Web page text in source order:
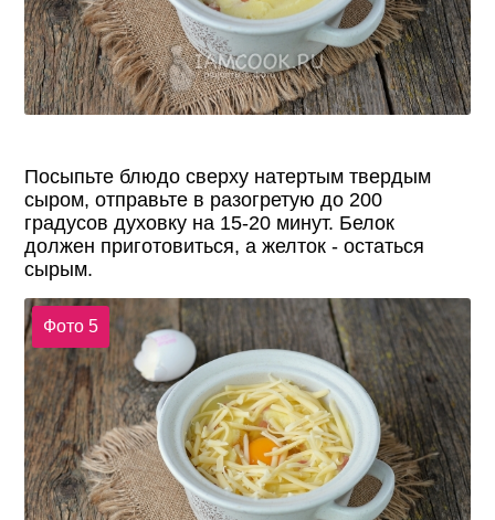
Посыпьте блюдо сверху натертым твердым
сыром, отправьте в разогретую до 200
градусов духовку на 15-20 минут. Белок
должен приготовиться, а желток - остаться
сырым.
Фото 5